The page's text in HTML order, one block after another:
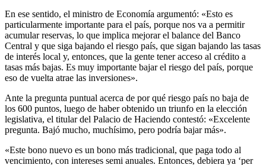
En ese sentido, el ministro de Economía argumentó: «Esto es
particularmente importante para el país, porque nos va a permitir
acumular reservas, lo que implica mejorar el balance del Banco
Central y que siga bajando el riesgo país, que sigan bajando las tasas
de interés local y, entonces, que la gente tener acceso al crédito a
tasas más bajas. Es muy importante bajar el riesgo del país, porque
eso de vuelta atrae las inversiones».
Ante la pregunta puntual acerca de por qué riesgo país no baja de
los 600 puntos, luego de haber obtenido un triunfo en la elección
legislativa, el titular del Palacio de Haciendo contestó: «Excelente
pregunta. Bajó mucho, muchísimo, pero podría bajar más».
«Este bono nuevo es un bono más tradicional, que paga todo al
vencimiento, con intereses semi anuales. Entonces, debiera ya ‘per